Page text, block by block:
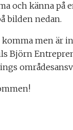
och känna på
bilden nedan.
men är
Björn